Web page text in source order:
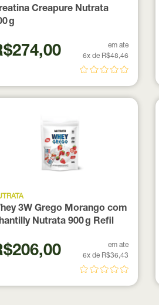
Creapure Nutrata
g
em ate
6x de R$48,46
3W Grego Morango com
Nutrata 900 g Refil
em ate
6x de R$36,43